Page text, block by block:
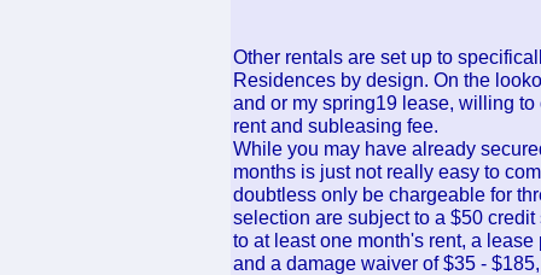
Other rentals are set up to
Residences by design. On the
and or my spring19 lease, willing
rent and subleasing fee.
While you may have already
months is just not really easy to
doubtless only be chargeable for
selection are subject to a $50
to at least one month's rent, a
and a damage waiver of $35 -